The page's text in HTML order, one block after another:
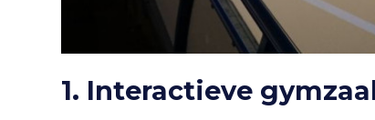
1. Interactieve